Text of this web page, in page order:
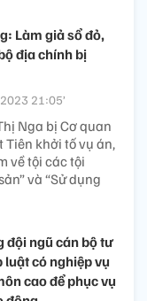
Làm giả sổ đỏ,
địa chính bị
21:05’
Nga bị Cơ quan
Tiên khởi tố vụ án,
về tội các tội
và “Sử dụng
đội ngũ cán bộ tư
luật có nghiệp vụ
cao để phục vụ